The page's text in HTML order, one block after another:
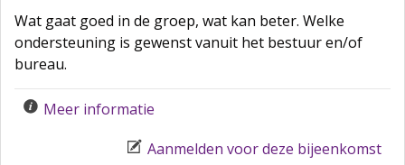
Wat gaat goed in de groep, wat kan beter. Welke
ondersteuning is gewenst vanuit het bestuur en/of
bureau.
Meer informatie
Aanmelden voor deze bijeenkomst